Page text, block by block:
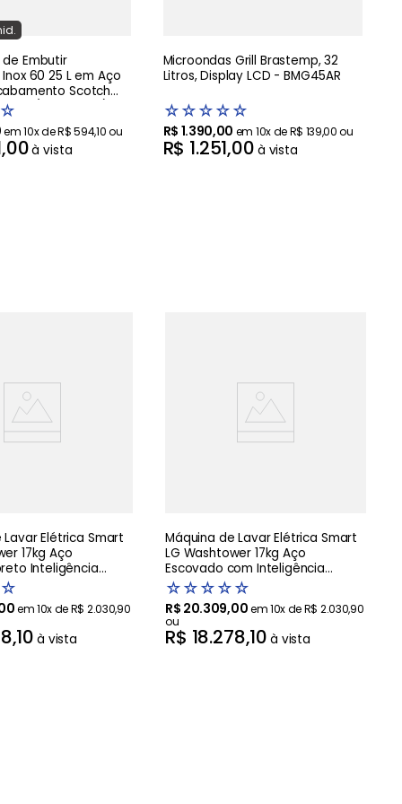
Embutir
60 25 L em Aço
Scotch
- (94880006) -
☆
em10x deR$594,10ou
,00à vista
Microondas Grill Brastemp, 32
Litros, Display LCD - BMG45AR
☆☆☆☆☆
R$ 1.390,00 em 10x deR$ 139,00ou
R$ 1.251,00 à vista
Elétrica Smart
17kg Aço
Inteligência
- WK17BS6A
☆
em10x deR$ 2.030,90
,10 à vista
Máquina de Lavar Elétrica Smart
LG Washtower 17kg Aço
Escovado com Inteligência
Artificial AIDD - WK17VS6A -220V
☆☆☆☆☆
R$ 20.309,00em10x deR$ 2.030,90
ou
R$ 18.278,10 à vista